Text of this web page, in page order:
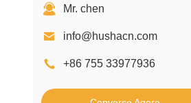
Mr. chen
info@hushacn.com
+86 755 33977936